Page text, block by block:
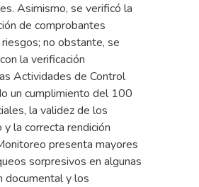
Asimismo, se verificó la
de comprobantes
no obstante, se
la verificación
Actividades de Control
un cumplimiento del 100
la validez de los
la correcta rendición
presenta mayores
sorpresivos en algunas
documental y los